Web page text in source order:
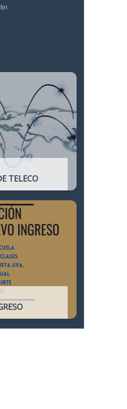
TELECO
de
para el